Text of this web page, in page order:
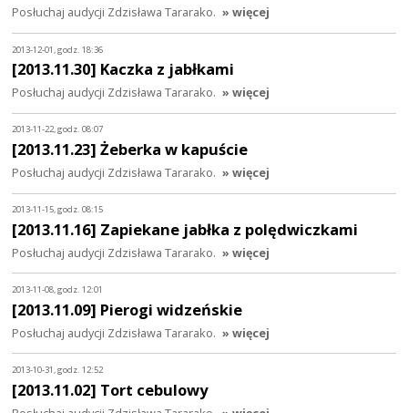
Posłuchaj audycji Zdzisława Tararako. » więcej
2013-12-01, godz. 18:36
[2013.11.30] Kaczka z jabłkami
Posłuchaj audycji Zdzisława Tararako. » więcej
2013-11-22, godz. 08:07
[2013.11.23] Żeberka w kapuście
Posłuchaj audycji Zdzisława Tararako. » więcej
2013-11-15, godz. 08:15
[2013.11.16] Zapiekane jabłka z polędwiczkami
Posłuchaj audycji Zdzisława Tararako. » więcej
2013-11-08, godz. 12:01
[2013.11.09] Pierogi widzeńskie
Posłuchaj audycji Zdzisława Tararako. » więcej
2013-10-31, godz. 12:52
[2013.11.02] Tort cebulowy